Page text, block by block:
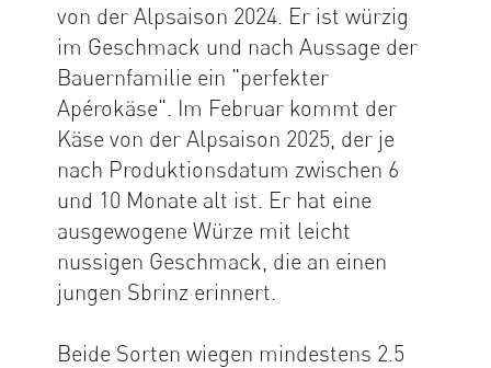
von der Alpsaison 2024. Er ist würzig
im Geschmack und nach Aussage der
Bauernfamilie ein "perfekter
Apérokäse". Im Februar kommt der
Käse von der Alpsaison 2025, der je
nach Produktionsdatum zwischen 6
und 10 Monate alt ist. Er hat eine
ausgewogene Würze mit leicht
nussigen Geschmack, die an einen
jungen Sbrinz erinnert.
Beide Sorten wiegen mindestens 2.5